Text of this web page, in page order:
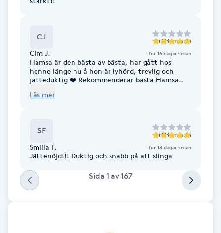
Face framing
Faceliftmassage
Fet hårbotten
Fibromassage
Fillers
Fotmassage
CJ till Hamsa Ali
Cim J. för 16 dagar sedan
Hamsa är den bästa av bästa, har gått hos
henne länge nu å hon är lyhörd, trevlig och
jätteduktig ❤️ Rekommenderar bästa Hamsa
Läs mer
SF till Hamsa Ali
Smilla F. för 18 dagar sedan
Jättenöjd!!! Duktig och snabb på att slinga
Sida 1 av167